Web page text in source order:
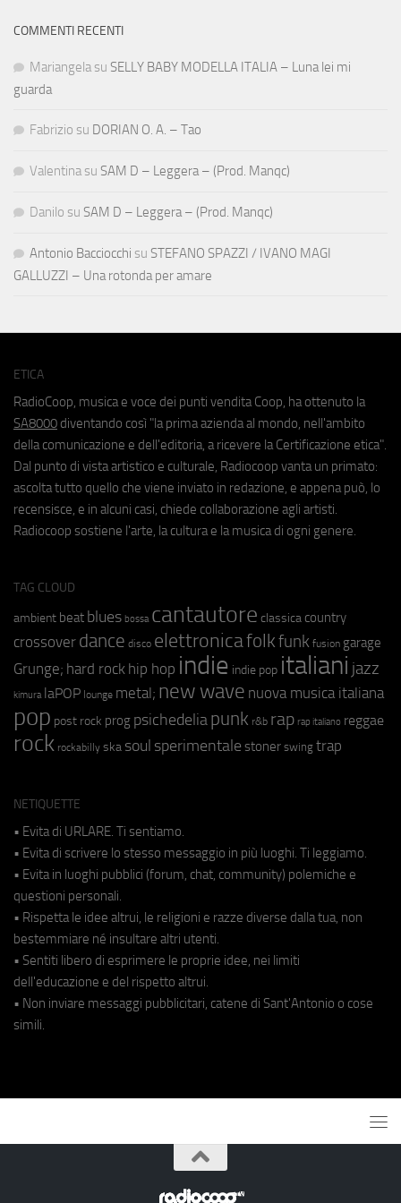
COMMENTI RECENTI
Mariangela su SELLY BABY MODELLA ITALIA – Luna lei mi
guarda
Fabrizio su DORIAN O. A. – Tao
Valentina su SAM D – Leggera – (Prod. Manqc)
Danilo su SAM D – Leggera – (Prod. Manqc)
Antonio Bacciocchi su STEFANO SPAZZI / IVANO MAGI
GALLUZZI – Una rotonda per amare
ETICA
RadioCoop, musica e voce dei punti vendita Coop, ha ottenuto la
SA8000 diventando così "la prima azienda al mondo, nell'ambito
della comunicazione e dell'editoria, a ricevere la Certificazione etica".
Dal punto di vista artistico e culturale, Radiocoop vanta un primato:
ascolta tutto quello che viene inviato in redazione, e appena può, lo
recensisce, e in alcuni casi, chiede collaborazione agli artisti.
Radiocoop sostiene l'arte, la cultura e la musica di ogni genere.
TAG CLOUD
ambient beat blues bossa cantautore classica country
crossover dance disco elettronicafolkfunk fusion garage
Grunge; hard rock hip hop indie indie pop italiani jazz
kimura laPOP lounge metal; new wave nuova musica italiana
pop post rock prog psichedeliapunk r&b rap rap italiano reggae
rock rockabilly ska soul sperimentale stoner swing trap
NETIQUETTE
• Evita di URLARE. Ti sentiamo.
• Evita di scrivere lo stesso messaggio in più luoghi. Ti leggiamo.
• Evita in luoghi pubblici (forum, chat, community) polemiche e
questioni personali.
• Rispetta le idee altrui, le religioni e razze diverse dalla tua, non
bestemmiare né insultare altri utenti.
• Sentiti libero di esprimere le proprie idee, nei limiti
dell'educazione e del rispetto altrui.
• Non inviare messaggi pubblicitari, catene di Sant'Antonio o cose
simili.